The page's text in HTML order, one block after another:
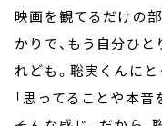
映画を観てるだけの
かりで、もう自分ひ
れども。聡実くんに
「思ってることや本音